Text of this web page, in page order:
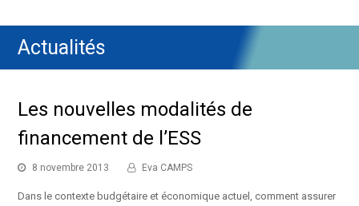
Actualités
Les nouvelles modalités de
financement de l’ESS
8 novembre 2013 Eva CAMPS
Dans le contexte budgétaire et économique actuel, comment assurer